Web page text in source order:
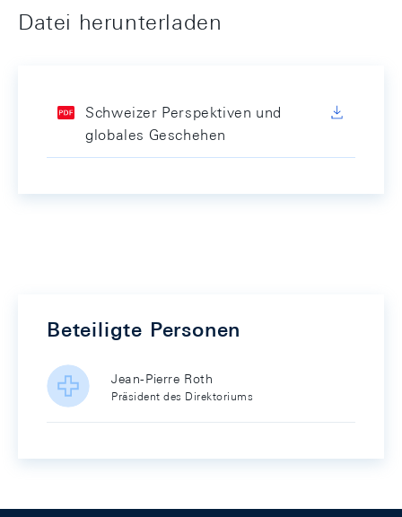
Datei herunterladen
Schweizer Perspektiven und
globales Geschehen
Beteiligte Personen
Jean-Pierre Roth
Präsident des Direktoriums